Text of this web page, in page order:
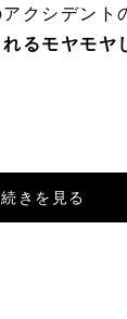
クシデント
れるモヤモヤ
続きを見る